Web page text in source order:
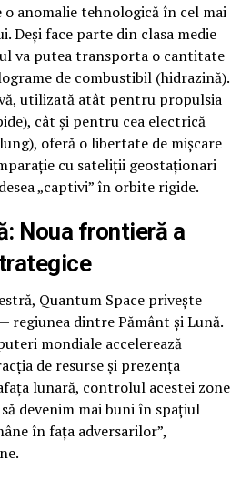
anomalie tehnologică în cel mai
Deși face parte din clasa medie
va putea transporta o cantitate
de combustibil (hidrazină).
utilizată atât pentru propulsia
cât și pentru cea electrică
oferă o libertate de mișcare
cu sateliții geostaționari
„captivi” în orbite rigide.
Noua frontieră a
Quantum Space privește
regiunea dintre Pământ și Lună.
mondiale accelerează
de resurse și prezența
lunară, controlul acestei zone
devenim mai buni în spațiul
în fața adversarilor”,